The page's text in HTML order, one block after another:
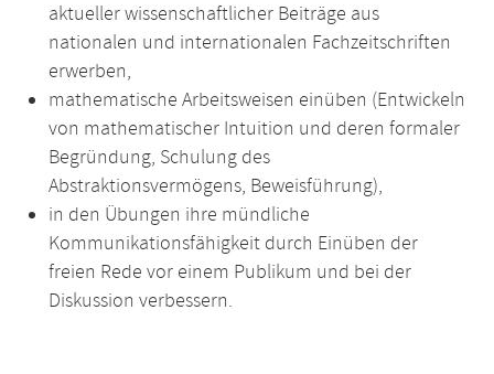
aktueller wissenschaftlicher Beiträge aus
nationalen und internationalen Fachzeitschriften
erwerben,
mathematische Arbeitsweisen einüben (Entwickeln
von mathematischer Intuition und deren formaler
Begründung, Schulung des
Abstraktionsvermögens, Beweisführung),
in den Übungen ihre mündliche
Kommunikationsfähigkeit durch Einüben der
freien Rede vor einem Publikum und bei der
Diskussion verbessern.